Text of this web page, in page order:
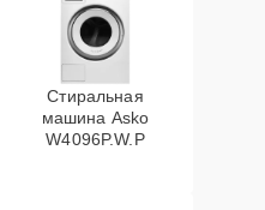
Стиральная
машина Asko
W4096P.W.P